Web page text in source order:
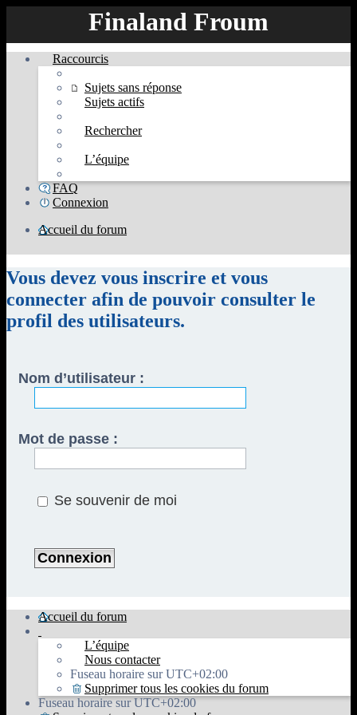
Finaland Froum
Raccourcis
Sujets sans réponse
Sujets actifs
Rechercher
L’équipe
FAQ
Connexion
Accueil du forum
Vous devez vous inscrire et vous
connecter afin de pouvoir consulter le
profil des utilisateurs.
Nom d’utilisateur :
Mot de passe :
Se souvenir de moi
Accueil du forum
L’équipe
Nous contacter
Fuseau horaire surUTC+02:00
Supprimer tous les cookies du forum
Fuseau horaire surUTC+02:00